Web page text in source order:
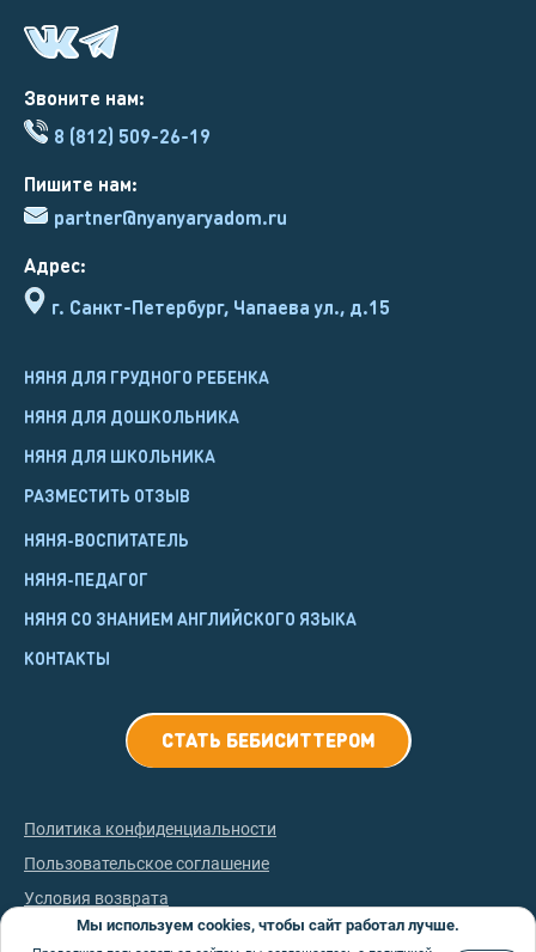
Адрес:
г. Санкт-Петербург, Чапаева ул., д.15
Звоните нам:
8 (812) 509-26-19
НЯНЯ ДЛЯ ГРУДНОГО РЕБЕНКА
НЯНЯ ДЛЯ ДОШКОЛЬНИКА
НЯНЯ ДЛЯ ШКОЛЬНИКА
РАЗМЕСТИТЬ ОТЗЫВ
Пишите нам:
partner@nyanyaryadom.ru
НЯНЯ-ВОСПИТАТЕЛЬ
НЯНЯ-ПЕДАГОГ
НЯНЯ СО ЗНАНИЕМ АНГЛИЙСКОГО ЯЗЫКА
КОНТАКТЫ
СТАТЬ БЕБИСИТТЕРОМ
Политика конфиденциальности
Пользовательское соглашение
Условия возврата
Мы используем cookies, чтобы сайт работал лучше.